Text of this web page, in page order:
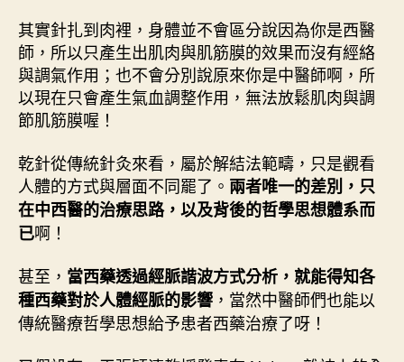
其實針扎到肉裡，身體並不會區分說因為你是西醫
師，所以只產生出肌肉與肌筋膜的效果而沒有經絡
與調氣作用；也不會分別說原來你是中醫師啊，所
以現在只會產生氣血調整作用，無法放鬆肌肉與調
節肌筋膜喔！
乾針從傳統針灸來看，屬於解結法範疇，只是觀看
人體的方式與層面不同罷了。 兩者唯一的差別，只
在中西醫的治療思路，以及背後的哲學思想體系而
已啊！
甚至， 當西藥透過經脈諧波方式分析，就能得知各
種西藥對於人體經脈的影響 ，當然中醫師們也能以
傳統醫療哲學思想給予患者西藥治療了呀！